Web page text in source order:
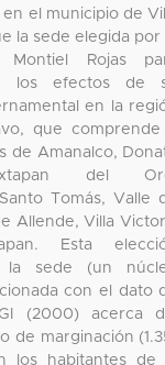
el municipio de
la sede elegida por
Rojas
los efectos de
en la
que comprende
de Amanalco,
del
Tomás, Valle
Allende, Villa
Esta
la sede (un
con el dato
(2000) acerca
de marginación
los habitantes de